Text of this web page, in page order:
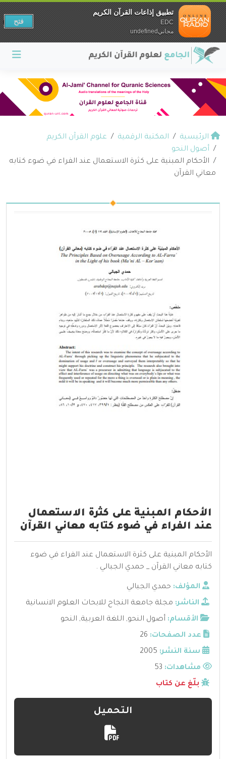
الرئيسية المكتبة الرقمية
علوم القرآن الكريم
أصول النحو
الأحكام المبنية على كثرة الاستعمال عند الفراء في ضوء كتابه
معاني القرآن
الأحكام المبنية على كثرة الاستعمال
عند الفراء في ضوء كتابه معاني القرآن
الأحكام المبنية على كثرة الاستعمال عند الفراء في ضوء
كتابه معاني القرآن _ حمدي الجبالي .
المؤلف: حمدي الجبالي
الناشر: مجلة جامعة النجاح للابحاث العلوم الانسانية
الأقسام: أصول النحو, اللغة العربية, النحو
عدد الصفحات: 26
سنة النشر: 2005
مشاهدات:
بلّغ عن كتاب
التحميل
تطبيق إذاعات القرآن الكريم
EDC
مجانيundefined
فتح